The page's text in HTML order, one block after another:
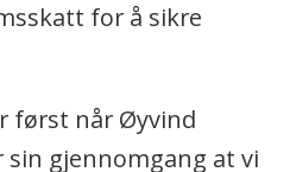
for å sikre
først når Øyvind
gjennomgang at vi